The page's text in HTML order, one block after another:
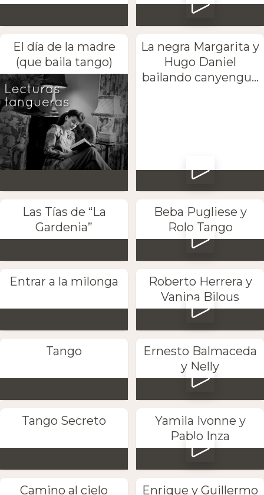
El día de la madre
(que baila tango)
La negra Margarita y
Hugo Daniel
bailando canyengu...
Las Tías de “La
Gardenia”
Beba Pugliese y
Rolo Tango
Entrar a la milonga
Roberto Herrera y
Vanina Bilous
Tango
Ernesto Balmaceda
y Nelly
Tango Secreto
Yamila Ivonne y
Pablo Inza
Camino al cielo Enrique y Guillermo